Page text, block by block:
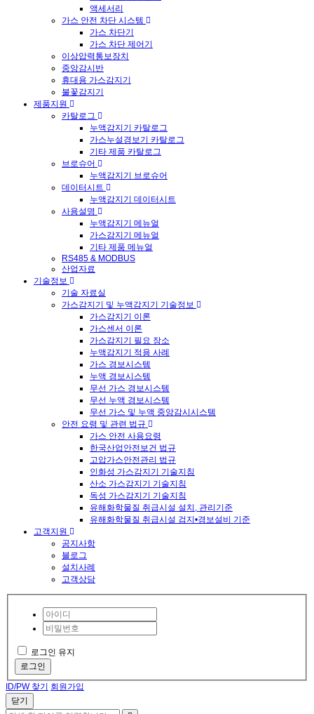
액세서리
가스 안전 차단 시스템
가스 차단기
가스 차단 제어기
이상압력통보장치
중앙감시반
휴대용 가스감지기
불꽃감지기
제품지원
카탈로그
누액감지기 카탈로그
가스누설경보기 카탈로그
기타 제품 카탈로그
브로슈어
누액감지기 브로슈어
데이터시트
누액감지기 데이터시트
사용설명
누액감지기 메뉴얼
가스감지기 메뉴얼
기타 제품 메뉴얼
RS485 & MODBUS
산업자료
기술정보
기술 자료실
가스감지기 및 누액감지기 기술정보
가스감지기 이론
가스센서 이론
가스감지기 필요 장소
누액감지기 적용 사례
가스 경보시스템
누액 경보시스템
무선 가스 경보시스템
무선 누액 경보시스템
무선 가스 및 누액 중앙감시시스템
안전 요령 및 관련 법규
가스 안전 사용요령
한국산업안전보건 법규
고압가스안전관리 법규
인화성 가스감지기 기술지침
산소 가스감지기 기술지침
독성 가스감지기 기술지침
유해화학물질 취급시설 설치, 관리기준
유해화학물질 취급시설 검지•경보설비 기준
고객지원
공지사항
블로그
설치사례
고객상담
로그인 유지
로그인
ID/PW 찾기
회원가입
닫기